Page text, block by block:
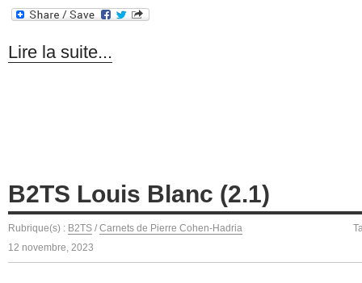
Lire la suite...
B2TS Louis Blanc (2.1)
Rubrique(s) : B2TS / Carnets de Pierre Cohen-Hadria
12 novembre, 2023